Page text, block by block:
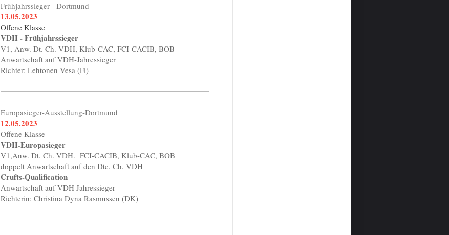
Frühjahrssieger - Dortmund
13.05.2023
Offene Klasse
VDH - Frühjahrssieger
V1, Anw. Dt. Ch. VDH, Klub-CAC, FCI-CACIB, BOB
Anwartschaft auf VDH-Jahressieger
Richter: Lehtonen Vesa (Fi)
Europasieger-Ausstellung-Dortmund
12.05.2023
Offene Klasse
VDH-Europasieger
V1,Anw. Dt. Ch. VDH. FCI-CACIB, Klub-CAC, BOB
doppelt Anwartschaft auf den Dte. Ch. VDH
Crufts-Qualification
Anwartschaft auf VDH Jahressieger
Richterin: Christina Dyna Rasmussen (DK)